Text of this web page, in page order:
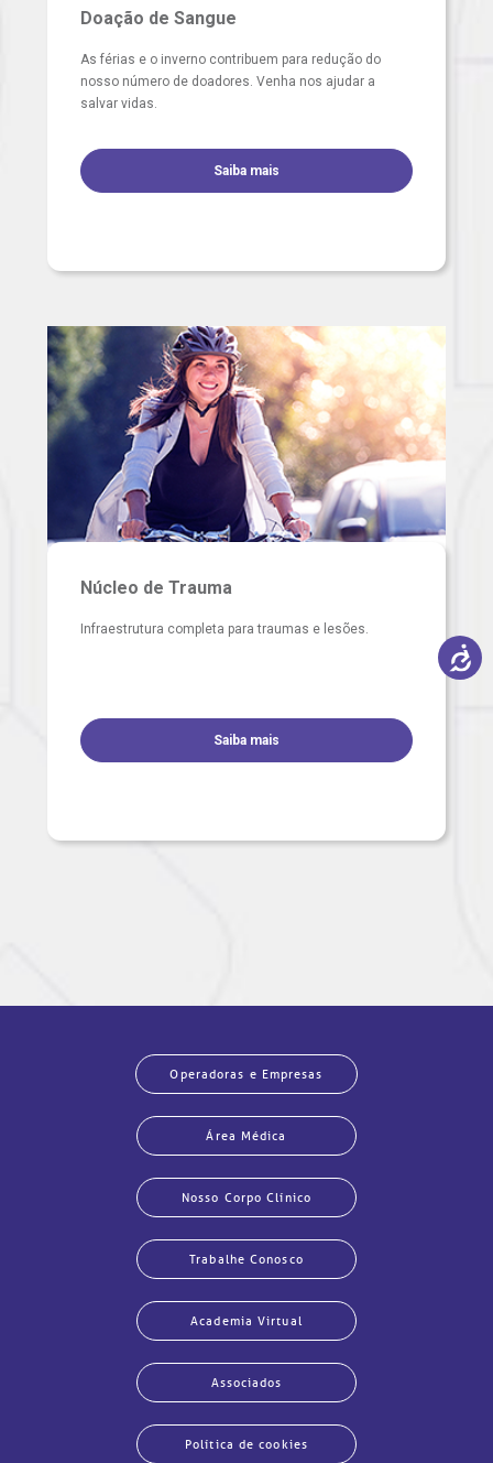
Doação de Sangue
As férias e o inverno contribuem para redução do
nosso número de doadores. Venha nos ajudar a
salvar vidas.
Saiba mais
Núcleo de Trauma
Infraestrutura completa para traumas e lesões.
Saiba mais
Operadoras e Empresas
Área Médica
Nosso Corpo Clínico
Trabalhe Conosco
Academia Virtual
Associados
Política de cookies